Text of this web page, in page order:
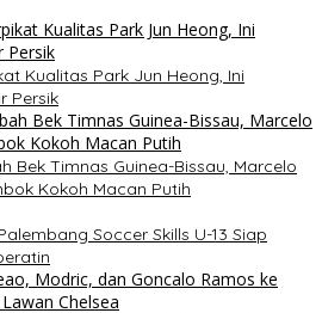
Kualitas Park Jun Heong, Ini
Persik
Bek Timnas Guinea-Bissau, Marcelo
Kokoh Macan Putih
Soccer Skills U-13 Siap